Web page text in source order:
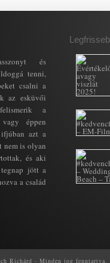
és
tenni,
csalni a
az esküvői
a
vagy éppen
azt a
is olyan
és aki
jött a
a család
Richárd - Minden jog fenntartva.